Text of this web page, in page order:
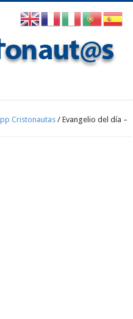
Cristonautas / Evangelio del día –